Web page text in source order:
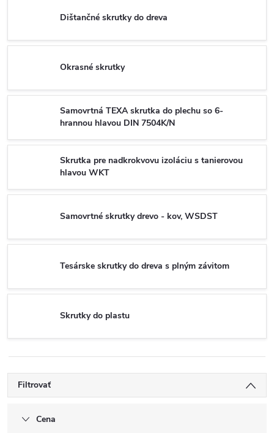
Dištančné skrutky do dreva
Okrasné skrutky
Samovrtná TEXA skrutka do plechu so 6-
hrannou hlavou DIN 7504K/N
Skrutka pre nadkrokvovu izoláciu s tanierovou
hlavou WKT
Samovrtné skrutky drevo - kov, WSDST
Tesárske skrutky do dreva s plným závitom
Skrutky do plastu
Filtrovať
Cena